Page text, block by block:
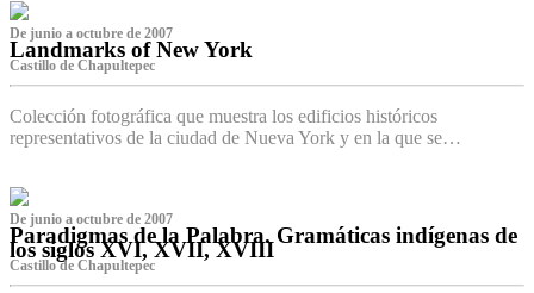
De junio a octubre de 2007
Landmarks of New York
Castillo de Chapultepec
Colección fotográfica que muestra los edificios históricos
representativos de la ciudad de Nueva York y en la que se…
De junio a octubre de 2007
Paradigmas de la Palabra. Gramáticas indígenas de
los siglos XVI, XVII, XVIII
Castillo de Chapultepec